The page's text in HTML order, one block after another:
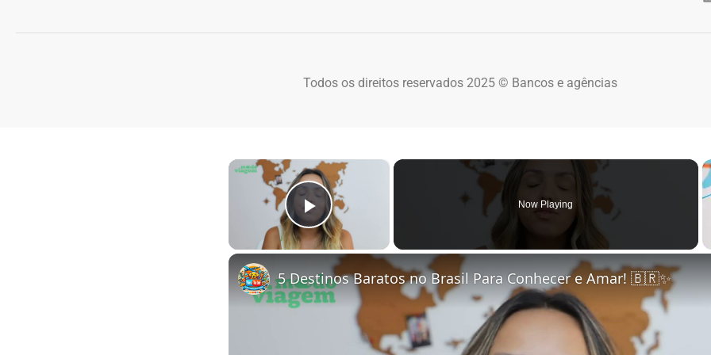
Todos os direitos reservados 2025 © Bancos e agências
×
Play Video
Now Playing
5 Destinos Baratos no Brasil Para Conhecer e Amar! 🇧🇷✨